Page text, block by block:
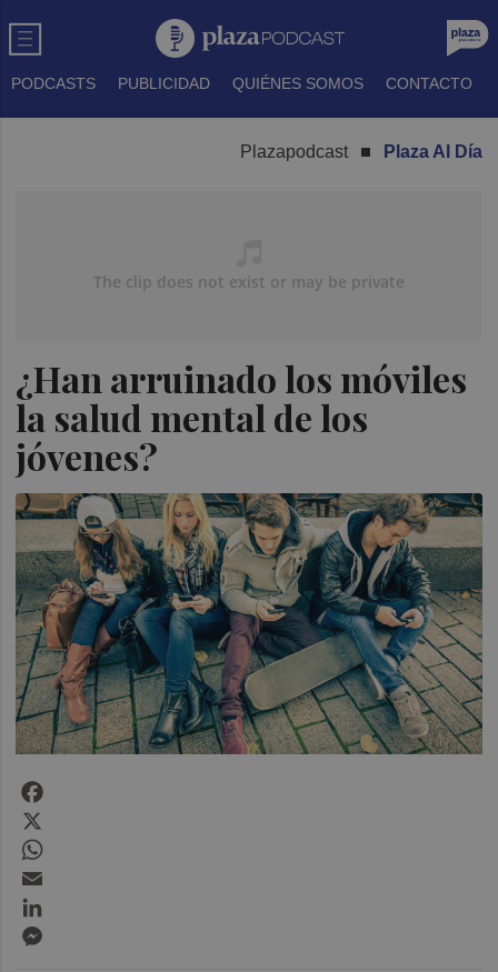
PODCASTS PUBLICIDAD QUIÉNES SOMOS CONTACTO
Plazapodcast Plaza Al Día
¿Han arruinado los móviles
la salud mental de los
jóvenes?